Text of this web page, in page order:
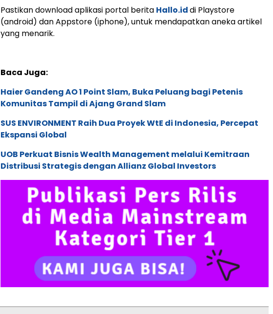
Pastikan download aplikasi portal berita Hallo.iddi Playstore
(android) dan Appstore (iphone), untuk mendapatkan aneka artikel
yang menarik.
Baca Juga:
Haier Gandeng AO 1 Point Slam, Buka Peluang bagi Petenis
Komunitas Tampil di Ajang Grand Slam
SUS ENVIRONMENT Raih Dua Proyek WtE di Indonesia, Percepat
Ekspansi Global
UOB Perkuat Bisnis Wealth Management melalui Kemitraan
Distribusi Strategis dengan Allianz Global Investors